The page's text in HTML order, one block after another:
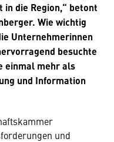
die Region,“ betont
Wie wichtig
Unternehmerinnen
besuchte
einmal mehr als
und Information
und